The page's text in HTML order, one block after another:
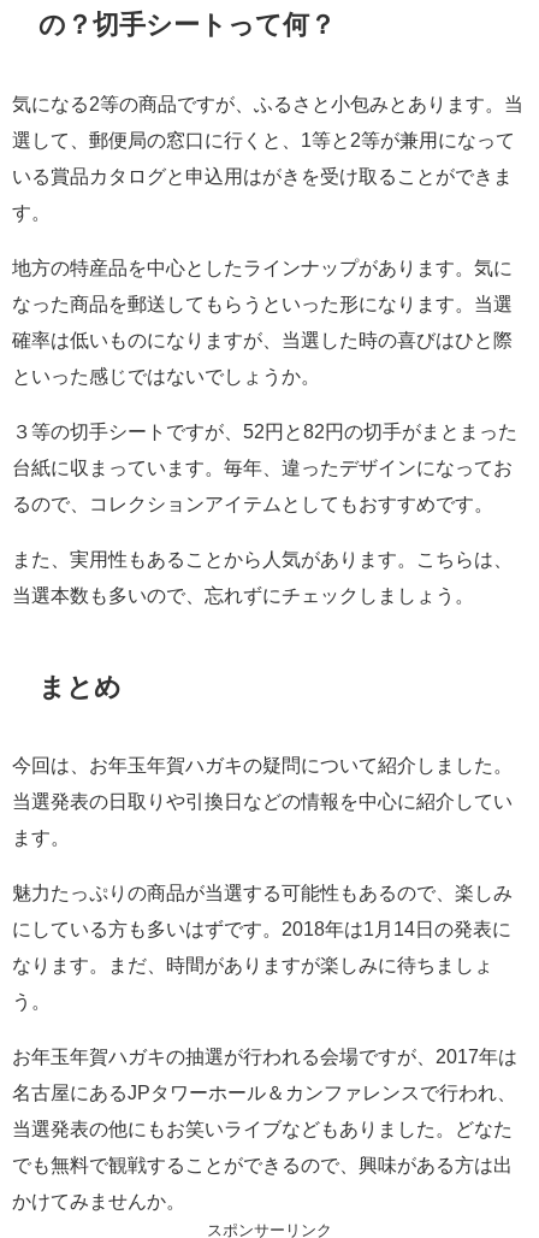
の？切手シートって何？
気になる2等の商品ですが、ふるさと小包みとあります。当
選して、郵便局の窓口に行くと、1等と2等が兼用になって
いる賞品カタログと申込用はがきを受け取ることができま
す。
地方の特産品を中心としたラインナップがあります。気に
なった商品を郵送してもらうといった形になります。当選
確率は低いものになりますが、当選した時の喜びはひと際
といった感じではないでしょうか。
３等の切手シートですが、52円と82円の切手がまとまった
台紙に収まっています。毎年、違ったデザインになってお
るので、コレクションアイテムとしてもおすすめです。
また、実用性もあることから人気があります。こちらは、
当選本数も多いので、忘れずにチェックしましょう。
まとめ
今回は、お年玉年賀ハガキの疑問について紹介しました。
当選発表の日取りや引換日などの情報を中心に紹介してい
ます。
魅力たっぷりの商品が当選する可能性もあるので、楽しみ
にしている方も多いはずです。2018年は1月14日の発表に
なります。まだ、時間がありますが楽しみに待ちましょ
う。
お年玉年賀ハガキの抽選が行われる会場ですが、2017年は
名古屋にあるJPタワーホール＆カンファレンスで行われ、
当選発表の他にもお笑いライブなどもありました。どなた
でも無料で観戦することができるので、興味がある方は出
かけてみませんか。
スポンサーリンク